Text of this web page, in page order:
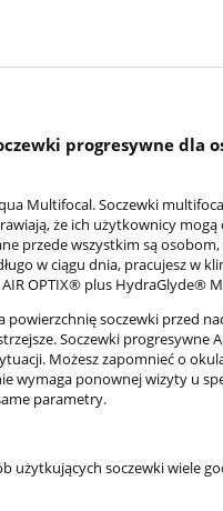
progresywne dla
Multifocal. Soczewki
że ich użytkownicy
przede wszystkim są
w ciągu dnia, pracujesz w
OPTIX® plus HydraGlyde®
soczewki przed
Soczewki
Możesz zapomnieć o
ponownej wizyty u
parametry.
użytkujących soczewki wiele